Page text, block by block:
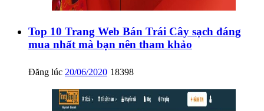
Top 10 Trang Web Bán Trái Cây sạch đáng
mua nhất mà bạn nên tham khảo
Đăng lúc 20/06/2020 18398